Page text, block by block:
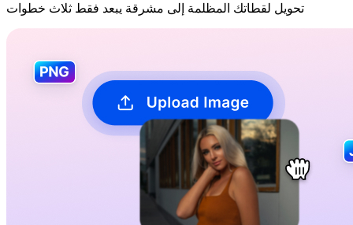
تحويل لقطاتك المظلمة إلى مشرقة يبعد فقط ثلاث خطوات